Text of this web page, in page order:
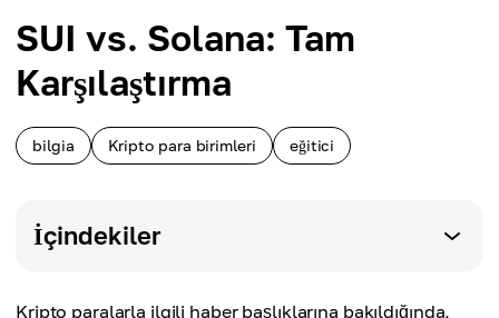
SUI vs. Solana: Tam
Karşılaştırma
bilgia Kripto para birimleri eğitici
İçindekiler
Kripto paralarla ilgili haber başlıklarına bakıldığında,